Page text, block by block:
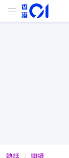
熱話 開罐